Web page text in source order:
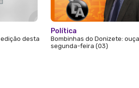
edição desta
Política
Bombinhas do Donizete:
segunda-feira (03)